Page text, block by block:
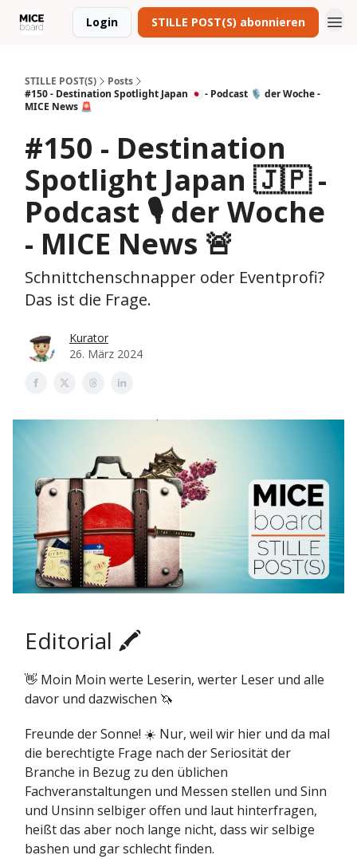
Login STILLE POST(S) abonnieren
STILLE POST(S)
Posts
#150 - Destination Spotlight Japan 🇯🇵 - Podcast 🎙️ der Woche -
MICE News 🚨
#150 - Destination
Spotlight Japan 🇯🇵 -
Podcast 🎙️ der Woche
- MICE News 🚨
Schnittchenschnapper oder Eventprofi?
Das ist die Frage.
Kurator
26. März 2024
Editorial 🖍️
👋 Moin Moin werte Leserin, werter Leser und alle
davor und dazwischen 🦄
Freunde der Sonne! ☀️ Nur, weil wir hier und da mal
die berechtigte Frage nach der Seriosität der
Branche in Bezug zu den üblichen
Fachveranstaltungen und Messen stellen und Sinn
und Unsinn selbiger offen und laut hinterfragen,
heißt das aber noch lange nicht, dass wir selbige
bashen und gar schlecht finden.